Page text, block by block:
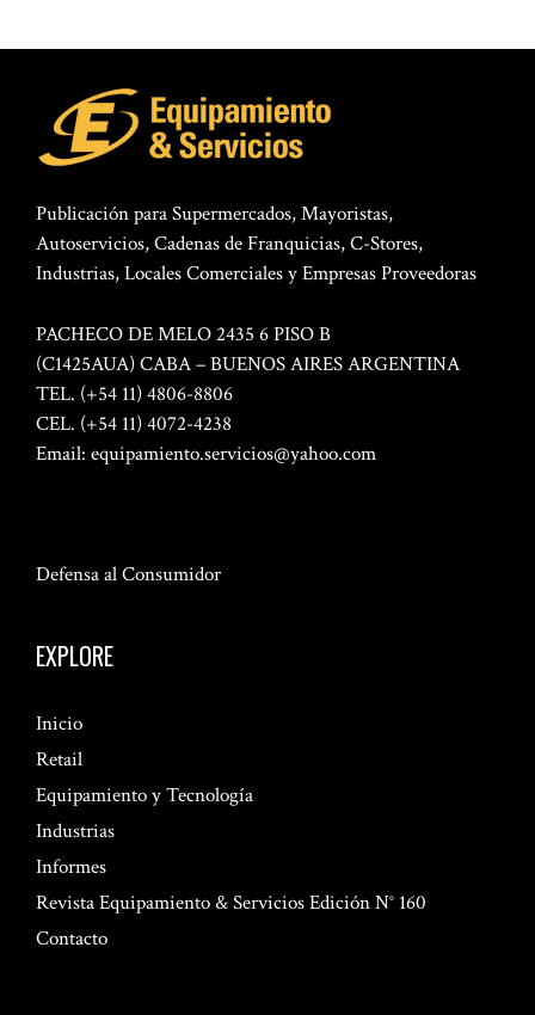
Publicación para Supermercados, Mayoristas,
Autoservicios, Cadenas de Franquicias, C-Stores,
Industrias, Locales Comerciales y Empresas Proveedoras
PACHECO DE MELO 2435 6 PISO B
(C1425AUA) CABA – BUENOS AIRES ARGENTINA
TEL. (+54 11) 4806-8806
CEL. (+54 11) 4072-4238
Email: equipamiento.servicios@yahoo.com
Defensa al Consumidor
EXPLORE
Inicio
Retail
Equipamiento y Tecnología
Industrias
Informes
Revista Equipamiento & Servicios Edición N° 160
Contacto